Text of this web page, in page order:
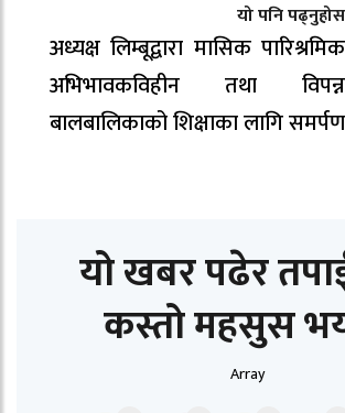
यो पनि पढ्नुहोस
अध्यक्ष लिम्बूद्वारा मासिक पारिश्रमिक
अभिभावकविहीन तथा विपन्न
बालबालिकाको शिक्षाका लागि समर्पण
यो खबर पढेर
कस्तो महसुस
Array